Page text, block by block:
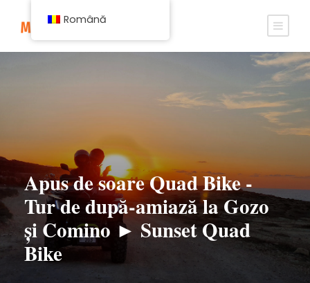
Apus de soare Quad Bike -
Tur de după-amiază la Gozo
și Comino ► Sunset Quad
Bike
Română